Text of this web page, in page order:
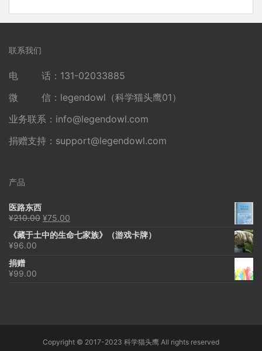
联系我们
电 话：131-02033885
微 信：legendowl（科学猫头鹰01）
业务联系： info@legendowl.com
捐赠支持： support@legendowl.com
产品
医路东西
¥210.00 原
为：
¥75.00
价
《藏于土中的生命七家族》（游戏卡牌）
¥96.00
捐赠
¥99.00
Copyright © 2017-2023 科学猫头鹰 All rights reserved